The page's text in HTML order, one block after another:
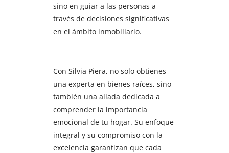
sino en guiar a las personas a
través de decisiones significativas
en el ámbito inmobiliario.
Con Silvia Piera, no solo obtienes
una experta en bienes raíces, sino
también una aliada dedicada a
comprender la importancia
emocional de tu hogar. Su enfoque
integral y su compromiso con la
excelencia garantizan que cada